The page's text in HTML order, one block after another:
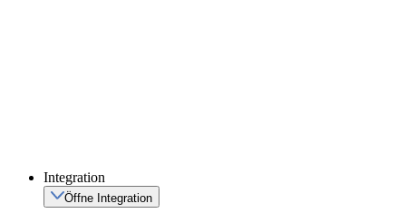
Integration
Öffne Integration